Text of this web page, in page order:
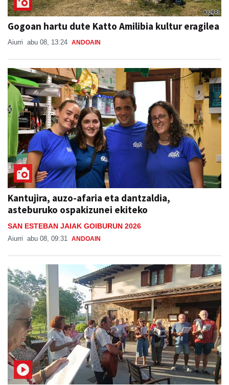
Gogoan hartu dute Katto Amilibia kultur eragilea
Aiurri abu 08, 13:24 ANDOAIN
Kantujira, auzo-afaria eta dantzaldia,
asteburuko ospakizunei ekiteko
SAN ESTEBAN JAIAK GOIBURUN 2026
Aiurri abu 08, 09:31 ANDOAIN